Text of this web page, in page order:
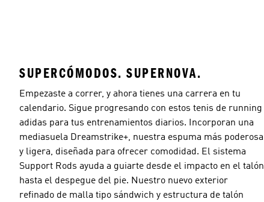
SUPERCÓMODOS. SUPERNOVA.
Empezaste a correr, y ahora tienes una carrera en tu
calendario. Sigue progresando con estos tenis de running
adidas para tus entrenamientos diarios. Incorporan una
mediasuela Dreamstrike+, nuestra espuma más poderosa
y ligera, diseñada para ofrecer comodidad. El sistema
Support Rods ayuda a guiarte desde el impacto en el talón
hasta el despegue del pie. Nuestro nuevo exterior
refinado de malla tipo sándwich y estructura de talón